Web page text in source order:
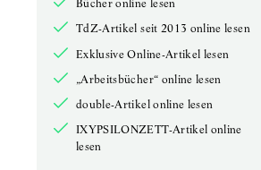
Bücher online lesen
TdZ-Artikel seit 2013 online lesen
Exklusive Online-Artikel lesen
„Arbeitsbücher“ online lesen
double-Artikel online lesen
IXYPSILONZETT-Artikel online
lesen